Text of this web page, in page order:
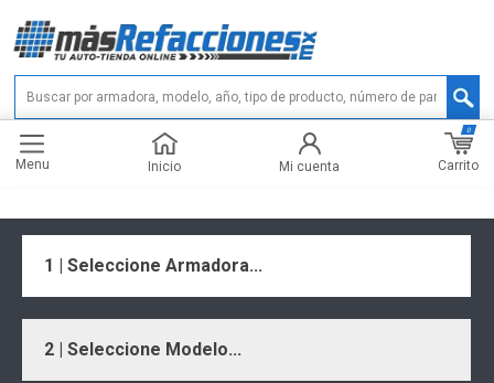
Menu Inicio Mi cuenta Carrito
0
1 | Seleccione Armadora...
2 | Seleccione Modelo...